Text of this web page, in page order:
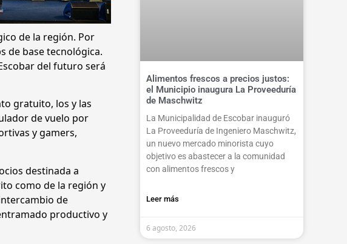
de la región. Por
de base tecnológica.
del futuro será
gratuito, los y las
de vuelo por
y gamers,
destinada a
como de la región y
de
productivo y
Alimentos frescos a precios justos:
el Municipio inaugura La Proveeduría
de Maschwitz
La Municipalidad de Escobar inauguró
La Proveeduría de Ingeniero Maschwitz,
un nuevo mercado minorista cuyo
objetivo es abastecer a la comunidad
con alimentos frescos y
Leer más
6 agosto, 2026